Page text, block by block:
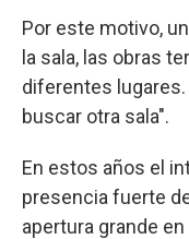
Por este motivo,
la sala, las obras
diferentes
buscar otra sala".
En estos años el
presencia fuerte
apertura grande